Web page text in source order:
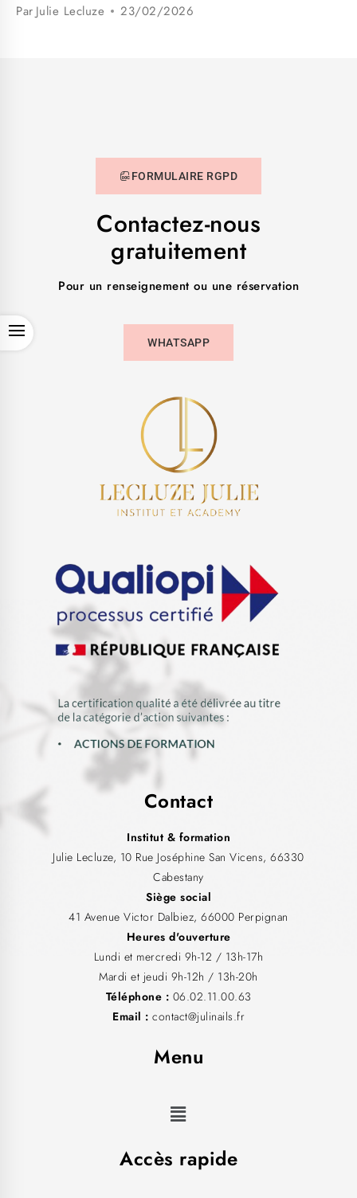
OPEN
Par Julie Lecluze 23/02/2026
FORMULAIRE RGPD
Contactez-nous
gratuitement
Pour un renseignement ou une réservation
WHATSAPP
Contact
Institut & formation
Julie Lecluze, 10 Rue Joséphine San Vicens, 66330
Cabestany
Siège social
41 Avenue Victor Dalbiez, 66000 Perpignan
Heures d'ouverture
Lundi et mercredi 9h-12 / 13h-17h
Mardi et jeudi 9h-12h / 13h-20h
Téléphone : 06.02.11.00.63
Email : contact@julinails.fr
Menu
Accès rapide